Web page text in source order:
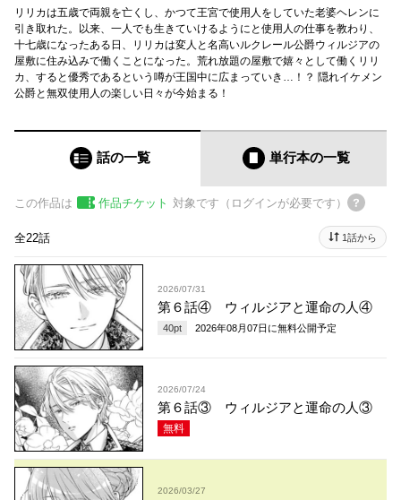
リリカは五歳で両親を亡くし、かつて王宮で使用人をしていた老婆ヘレンに
引き取れた。以来、一人でも生きていけるようにと使用人の仕事を教わり、
十七歳になったある日、リリカは変人と名高いルクレール公爵ウィルジアの
屋敷に住み込みで働くことになった。荒れ放題の屋敷で嬉々として働くリリ
カ、すると優秀であるという噂が王国中に広まっていき…！？ 隠れイケメン
公爵と無双使用人の楽しい日々が今始まる！
話の一覧 単行本の一覧
この作品は 作品チケット 対象です（ログインが必要です）
全22話 1話から
2026/07/31
第６話④ ウィルジアと運命の人④
40pt 2026年08月07日 に無料公開予定
2026/07/24
第６話③ ウィルジアと運命の人③
無料
2026/03/27